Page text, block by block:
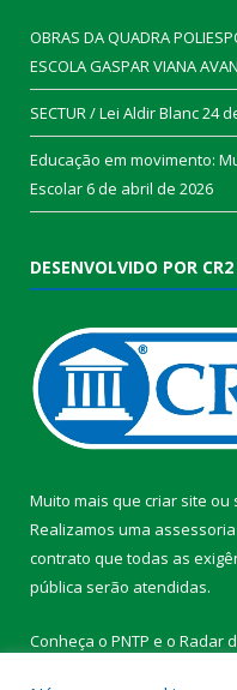
OBRAS DA QUADRA
ESCOLA GASPAR VIANA
SECTUR / Lei Aldir Blanc24
Educação em movimento:
Escolar6 de abril de 2026
DESENVOLVIDO POR CR2
Muito mais que criar site ou
Realizamos uma assessoria
contrato que todas as
pública serão atendidas.
Conheça o PNTP e o Radar